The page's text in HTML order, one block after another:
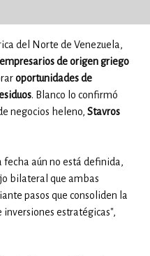
del Norte de Venezuela,
empresarios de origen griego
oportunidades de
. Blanco lo confirmó
negocios heleno, Stavros
fecha aún no está definida,
bilateral que ambas
pasos que consoliden la
inversiones estratégicas",